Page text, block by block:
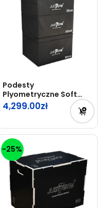
2,999.00zł.
Podesty
Plyometryczne Soft
Box Skrzynia Just7Gym
– Zestaw 4 szt.
4,299.00
-25%